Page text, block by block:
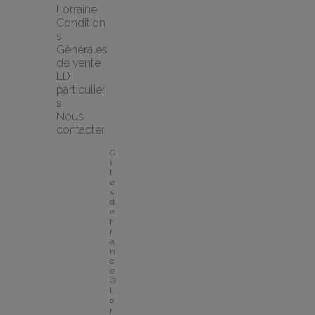
Lorraine
Condition
s
Générales
de vente
LD
particulier
s
Nous
contacter
G
î
t
e
s
d
e
F
r
a
n
c
e
®
L
o
r